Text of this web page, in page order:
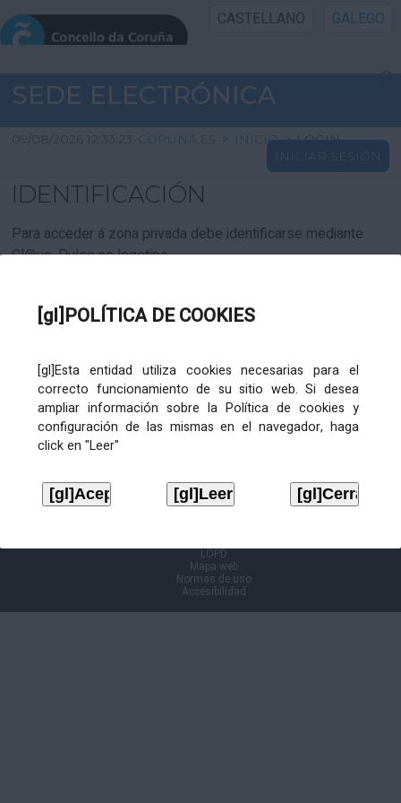
[gl]POLÍTICA DE COOKIES
[gl]Esta entidad utiliza cookies necesarias para el
correcto funcionamiento de su sitio web. Si desea
ampliar información sobre la Política de cookies y
configuración de las mismas en el navegador, haga
click en "Leer"
CASTELLANO GALEGO
INICIO SEDE
INICIO
INFORMACIÓN PÚBLICA
CARTAFOL CIDADÁN
SEDE ELECTRÓNICA
09/08/2026 12:33:23 CORUNA.ES > INICIO > LOGIN
INICIAR SESIÓN
IDENTIFICACIÓN
Para acceder á zona privada debe identificarse mediante
Cl@ve. Pulse no logotipo
LOPD
Mapa web
Normas de uso
Accesibilidad